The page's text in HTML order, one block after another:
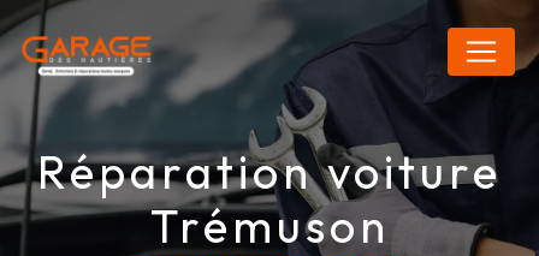
réparation voiture
Trémuson
Panneau de gestion des cookies